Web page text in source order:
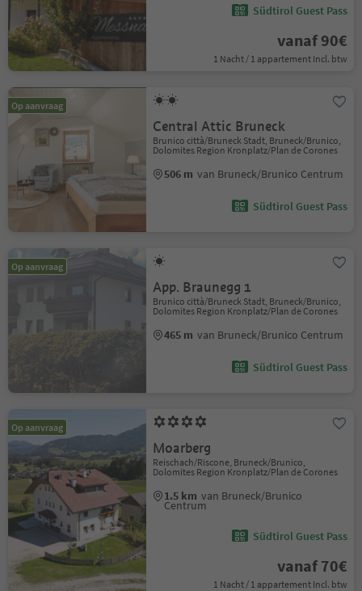
Südtirol Guest Pass
vanaf 90€
1 Nacht / 1 appartement Incl. btw
Op aanvraag
Central Attic Bruneck
Brunico città/Bruneck Stadt, Bruneck/Brunico,
Dolomites Region Kronplatz/Plan de Corones
506 m van Bruneck/Brunico Centrum
Südtirol Guest Pass
Op aanvraag
App. Braunegg 1
Brunico città/Bruneck Stadt, Bruneck/Brunico,
Dolomites Region Kronplatz/Plan de Corones
465 m van Bruneck/Brunico Centrum
Südtirol Guest Pass
Op aanvraag
Moarberg
Reischach/Riscone, Bruneck/Brunico,
Dolomites Region Kronplatz/Plan de Corones
1.5 km van Bruneck/Brunico
Centrum
Südtirol Guest Pass
vanaf 70€
1 Nacht / 1 appartement Incl. btw